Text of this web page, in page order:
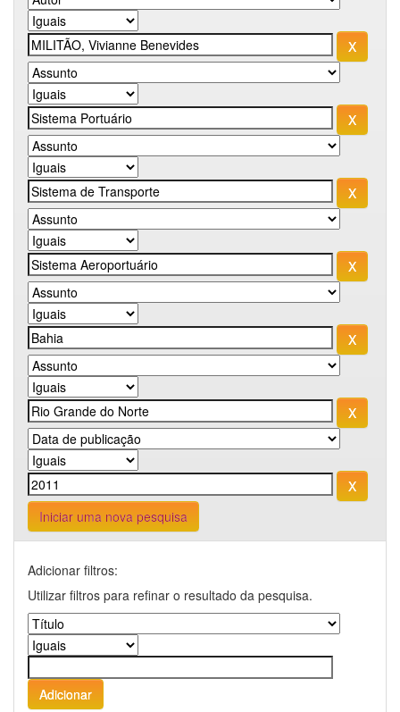
Iniciar uma nova pesquisa
Adicionar filtros:
Utilizar filtros para refinar o resultado da pesquisa.